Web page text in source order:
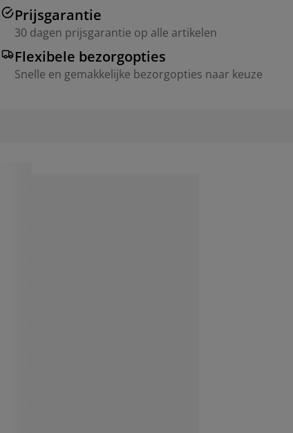
Prijsgarantie
30 dagen prijsgarantie op alle artikelen
Flexibele bezorgopties
Snelle en gemakkelijke bezorgopties naar keuze